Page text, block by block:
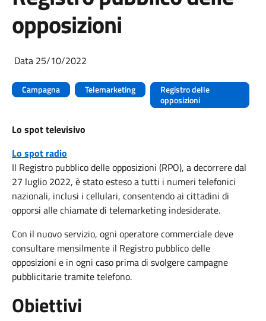
opposizioni
Data 25/10/2022
Campagna Telemarketing
Registro delle
opposizioni
Lo spot televisivo
Lo spot radio
Il Registro pubblico delle opposizioni (RPO), a decorrere dal
27 luglio 2022, è stato esteso a tutti i numeri telefonici
nazionali, inclusi i cellulari, consentendo ai cittadini di
opporsi alle chiamate di telemarketing indesiderate.
Con il nuovo servizio, ogni operatore commerciale deve
consultare mensilmente il Registro pubblico delle
opposizioni e in ogni caso prima di svolgere campagne
pubblicitarie tramite telefono.
Obiettivi